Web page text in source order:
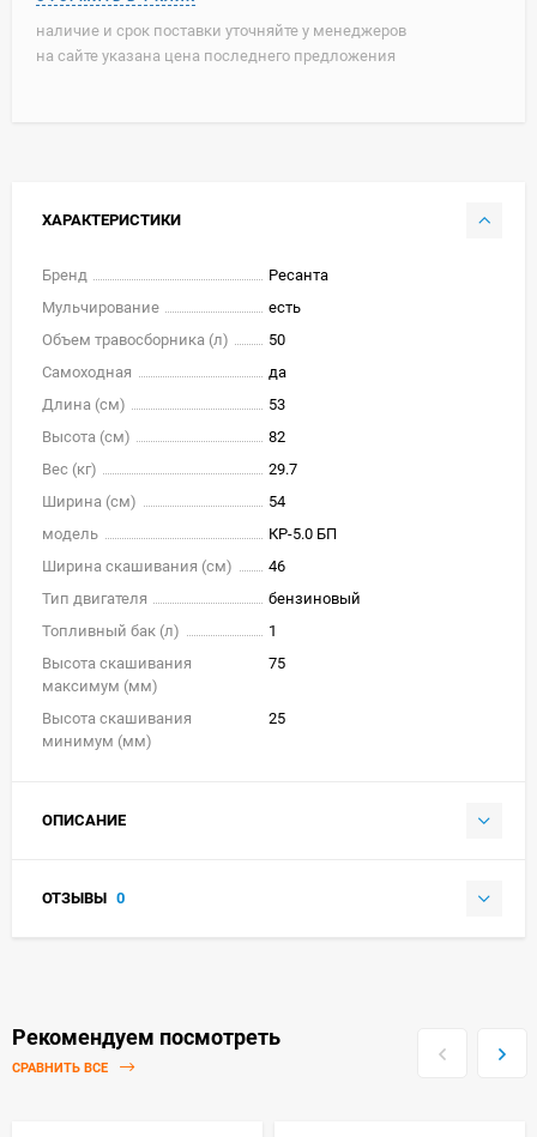
наличие и срок поставки уточняйте у менеджеров
на сайте указана цена последнего предложения
ХАРАКТЕРИСТИКИ
Бренд
Ресанта
Мульчирование
есть
Объем травосборника (л)
50
Самоходная
да
Длина (см)
53
Высота (см)
82
Вес (кг)
29.7
Ширина (см)
54
модель
КР-5.0 БП
Ширина скашивания (см)
46
Тип двигателя
бензиновый
Топливный бак (л)
1
Высота скашивания
максимум (мм)
75
Высота скашивания
минимум (мм)
25
ОПИСАНИЕ
ОТЗЫВЫ 0
Рекомендуем посмотреть
СРАВНИТЬ ВСЕ